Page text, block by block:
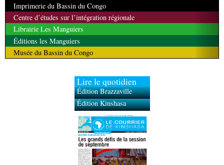
Imprimerie du Bassin du Congo
Centre d’études sur l’intégration régionale
Librairie Les Manguiers
Éditions les Manguiers
Musée du Bassin du Congo
Lire le quotidien
Édition Brazzaville
Édition Kinshasa